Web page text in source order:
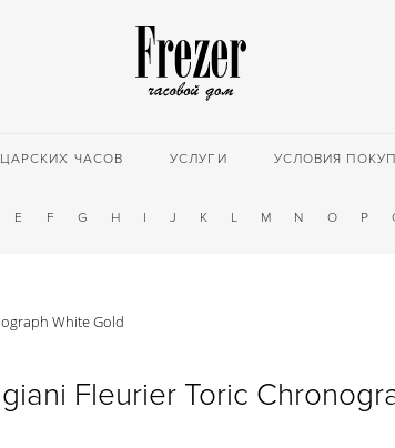
ЧАСОВ УСЛУГИ УСЛОВИЯ
E F G H I J K L M N O P
White Gold
Fleurier Toric